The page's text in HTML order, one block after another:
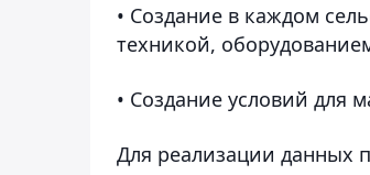
• Создание в каждом
техникой,
• Создание условий для
Для реализации данных